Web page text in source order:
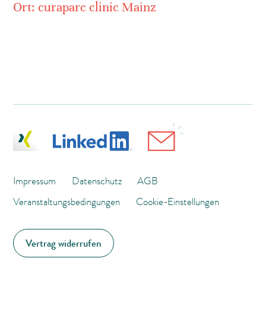
Ort: curaparc clinic Mainz
Impressum Datenschutz
AGB
Veranstaltungsbedingungen
Cookie-Einstellungen
Vertrag widerrufen